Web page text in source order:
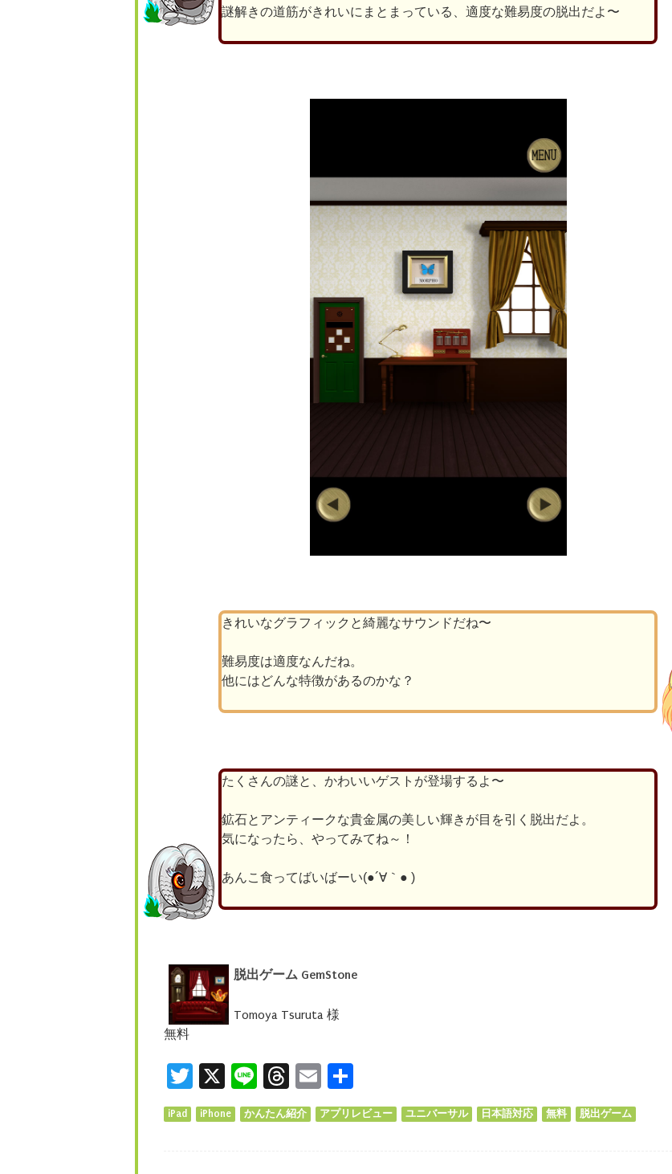
謎解きの道筋がきれいにまとまっている、適度な難易度の脱出だよ〜
きれいなグラフィックと綺麗なサウンドだね〜
難易度は適度なんだね。
他にはどんな特徴があるのかな？
たくさんの謎と、かわいいゲストが登場するよ〜
鉱石とアンティークな貴金属の美しい輝きが目を引く脱出だよ。
気になったら、やってみてね～！
あんこ食ってばいばーい(●´∀｀● )
脱出ゲーム GemStone
Tomoya Tsuruta 様
無料
Twitter
X LineThreads
Email
有
iPad iPhone かんたん紹介 アプリレビュー ユニバーサル 日本語対応 無料 脱出ゲーム